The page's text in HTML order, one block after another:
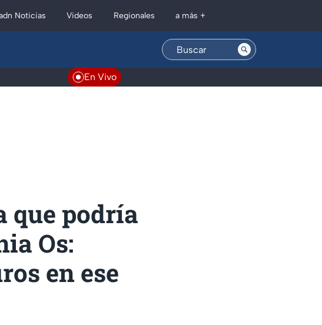
Noticias Videos Regionales a más +
En Vivo
que podría
Os:
en ese